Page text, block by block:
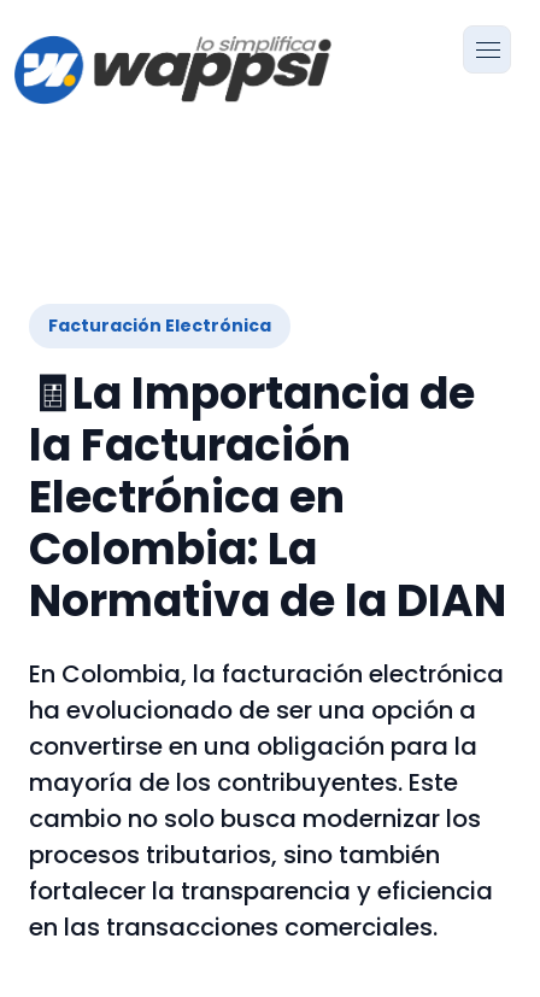
Facturación Electrónica
🧾La Importancia de
la Facturación
Electrónica en
Colombia: La
Normativa de la DIAN
En Colombia, la facturación electrónica
ha evolucionado de ser una opción a
convertirse en una obligación para la
mayoría de los contribuyentes. Este
cambio no solo busca modernizar los
procesos tributarios, sino también
fortalecer la transparencia y eficiencia
en las transacciones comerciales.